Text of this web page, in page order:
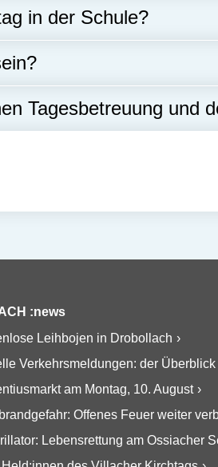
in der Schule?
Tagesbetreuung und
:news
Leihbojen in Drobollach
Verkehrsmeldungen: der Überblick
am Montag, 10. August
Offenes Feuer weiter
Lebensrettung am Ossiacher